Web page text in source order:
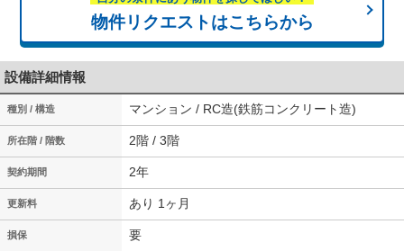
物件リクエストはこちらから
設備詳細情報
種別 / 構造 マンション / RC造(鉄筋コンクリート造)
所在階 / 階数 2階 / 3階
契約期間 2年
更新料 あり 1ヶ月
損保 要